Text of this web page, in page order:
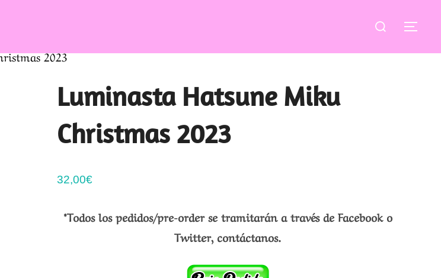
Buscar:
2023
Luminasta Hatsune Miku
Christmas 2023
32,00€
*Todos los pedidos/pre-order se tramitarán a través de Facebook o
Twitter, contáctanos.